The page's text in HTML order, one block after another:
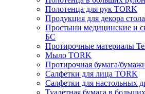
Полотенца для рук TORK
Продукция для декора
Простыни медицинские и
БС
Протирочные материалы
Мыло TORK
Протирочная бумага/
Салфетки для лица TORK
Салфетки для настольных